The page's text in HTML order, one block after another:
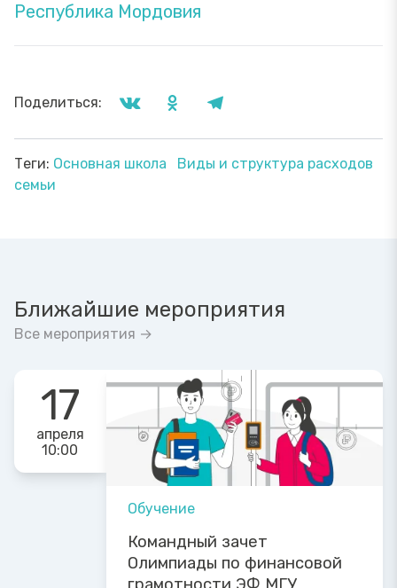
Республика Мордовия
Поделиться:
Теги: Основная школа
Виды и структура расходов
семьи
Ближайшие мероприятия
Все мероприятия →
17
апреля
10:00
Обучение
Командный зачет
Олимпиады по финансовой